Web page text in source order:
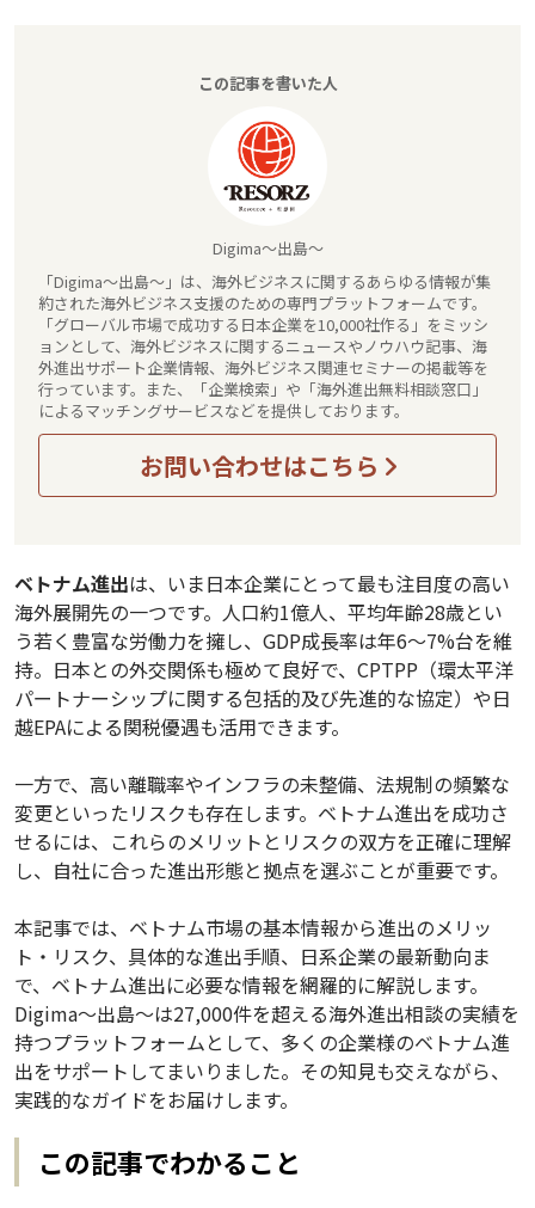
この記事を書いた人
Digima～出島～
「Digima～出島～」は、海外ビジネスに関するあらゆる情報が集
約された海外ビジネス支援のための専門プラットフォームです。
「グローバル市場で成功する日本企業を10,000社作る」をミッシ
ョンとして、海外ビジネスに関するニュースやノウハウ記事、海
外進出サポート企業情報、海外ビジネス関連セミナーの掲載等を
行っています。また、「企業検索」や「海外進出無料相談窓口」
によるマッチングサービスなどを提供しております。
お問い合わせはこちら
ベトナム進出は、いま日本企業にとって最も注目度の高い
海外展開先の一つです。人口約1億人、平均年齢28歳とい
う若く豊富な労働力を擁し、GDP成長率は年6〜7%台を維
持。日本との外交関係も極めて良好で、CPTPP（環太平洋
パートナーシップに関する包括的及び先進的な協定）や日
越EPAによる関税優遇も活用できます。
一方で、高い離職率やインフラの未整備、法規制の頻繁な
変更といったリスクも存在します。ベトナム進出を成功さ
せるには、これらのメリットとリスクの双方を正確に理解
し、自社に合った進出形態と拠点を選ぶことが重要です。
本記事では、ベトナム市場の基本情報から進出のメリッ
ト・リスク、具体的な進出手順、日系企業の最新動向ま
で、ベトナム進出に必要な情報を網羅的に解説します。
Digima〜出島〜は27,000件を超える海外進出相談の実績を
持つプラットフォームとして、多くの企業様のベトナム進
出をサポートしてまいりました。その知見も交えながら、
実践的なガイドをお届けします。
この記事でわかること